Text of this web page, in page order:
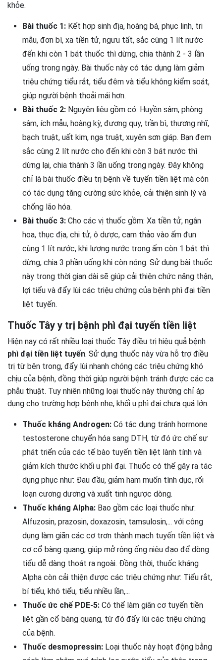
khỏe.
Bài thuốc 1: Kết hợp sinh địa, hoàng bá, phục linh, tri
mẫu, đơn bì, xa tiền tử, ngưu tất, sắc cùng 1 lít nước
đến khi còn 1 bát thuốc thì dừng, chia thành 2 - 3 lần
uống trong ngày. Bài thuốc này có tác dụng làm giảm
triệu chứng tiểu rắt, tiểu đêm và tiểu không kiểm soát,
giúp người bệnh thoải mái hơn.
Bài thuốc 2: Nguyên liệu gồm có: Huyền sâm, phòng
sâm, ích mẫu, hoàng kỳ, đương quy, trần bì, thương nhĩ,
bạch truật, uất kim, nga truật, xuyên sơn giáp. Bạn đem
sắc cùng 2 lít nước cho đến khi còn 3 bát nước thì
dừng lại, chia thành 3 lần uống trong ngày. Đây không
chỉ là bài thuốc điều trị bệnh về tuyến tiền liệt mà còn
có tác dụng tăng cường sức khỏe, cải thiện sinh lý và
chống lão hóa.
Bài thuốc 3: Cho các vị thuốc gồm: Xa tiền tử, ngân
hoa, thục địa, chi tử, ô dược, cam thảo vào ấm đun
cùng 1 lít nước, khi lượng nước trong ấm còn 1 bát thì
dừng, chia 3 phần uống khi còn nóng. Sử dụng bài thuốc
này trong thời gian dài sẽ giúp cải thiện chức năng thận,
lợi tiểu và đẩy lùi các triệu chứng của bệnh phì đại tiền
liệt tuyến.
Thuốc Tây y trị bệnh phì đại tuyến tiền liệt
Hiện nay có rất nhiều loại thuốc Tây điều trị hiệu quả bệnh
phì đại tiền liệt tuyến. Sử dụng thuốc này vừa hỗ trợ điều
trị từ bên trong, đẩy lùi nhanh chóng các triệu chứng khó
chịu của bệnh, đồng thời giúp người bệnh tránh được các ca
phẫu thuật. Tuy nhiên những loại thuốc này thường chỉ áp
dụng cho trường hợp bệnh nhẹ, khối u phì đại chưa quá lớn.
Thuốc kháng Androgen: Có tác dụng tránh hormone
testosterone chuyển hóa sang DTH, từ đó ức chế sự
phát triển của các tế bào tuyến tiền liệt lành tính và
giảm kích thước khối u phì đại. Thuốc có thể gây ra tác
dụng phục như: Đau đầu, giảm ham muốn tình dục, rối
loạn cương dương và xuất tinh ngược dòng.
Thuốc kháng Alpha: Bao gồm các loại thuốc như:
Alfuzosin, prazosin, doxazosin, tamsulosin,... với công
dụng làm giãn các cơ trơn thành mạch tuyến tiền liệt và
cơ cổ bàng quang, giúp mở rộng ống niệu đạo để dòng
tiểu dễ dàng thoát ra ngoài. Đồng thời, thuốc kháng
Alpha còn cải thiện được các triệu chứng như: Tiểu rắt,
bí tiểu, khó tiểu, tiểu nhiều lần,...
Thuốc ức chế PDE-5: Có thể làm giãn cơ tuyến tiền
liệt gần cổ bàng quang, từ đó đẩy lùi các triệu chứng
của bệnh.
Thuốc desmopressin: Loại thuốc này hoạt động bằng